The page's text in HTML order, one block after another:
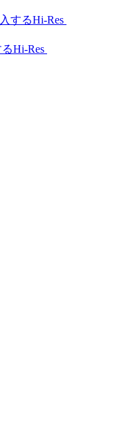
Hi-Res
Hi-Res